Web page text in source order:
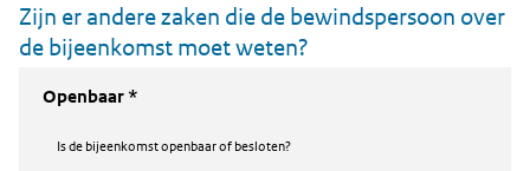
Zijn er andere zaken die de bewindspersoon over
de bijeenkomst moet weten?
Openbaar *
Is de bijeenkomst openbaar of besloten?